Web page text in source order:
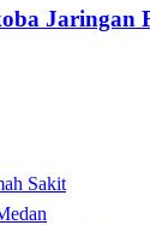
Jaringan
Sakit